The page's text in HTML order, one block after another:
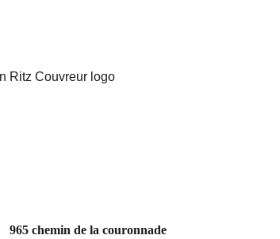
965 chemin de la couronnade